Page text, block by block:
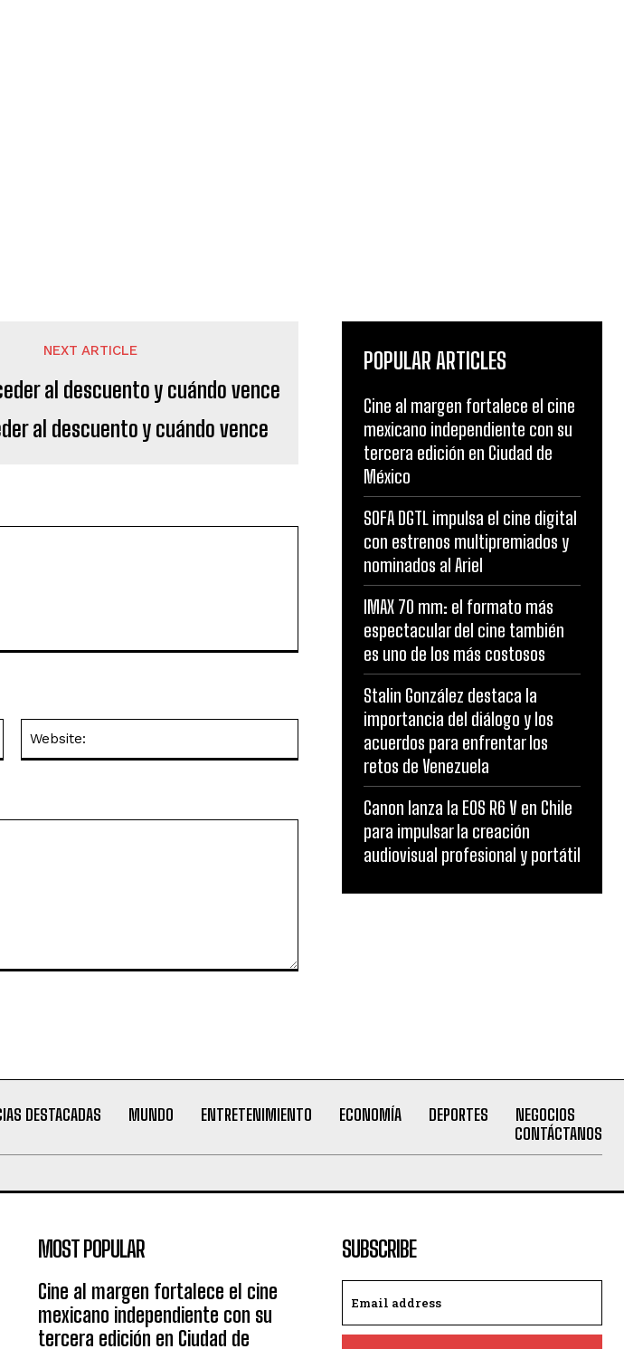
NEXT ARTICLE
al descuento y cuándo vence
POPULAR ARTICLES
Cine al margen fortalece el cine
mexicano independiente con su
tercera edición en Ciudad de
México
SOFA DGTL impulsa el cine digital
con estrenos multipremiados y
nominados al Ariel
IMAX 70 mm: el formato más
espectacular del cine también
es uno de los más costosos
Stalin González destaca la
importancia del diálogo y los
acuerdos para enfrentar los
retos de Venezuela
Canon lanza la EOS R6 V en Chile
para impulsar la creación
audiovisual profesional y portátil
DESTACADAS MUNDO ENTRETENIMIENTO ECONOMÍA DEPORTES
NEGOCIOS
CONTÁCTANOS
MOST POPULAR
Cine al margen fortalece el cine
mexicano independiente con su
tercera edición en Ciudad de
SUBSCRIBE